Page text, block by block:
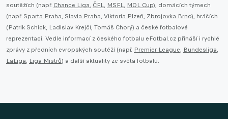
soutěžích (např. Chance Liga, ČFL, MSFL, MOL Cup), domácích týmech
(např. Sparta Praha, Slavia Praha, Viktoria Plzeň, Zbrojovka Brno), hráčích
(Patrik Schick, Ladislav Krejčí, Tomáš Chorý) a české fotbalové
reprezentaci. Vedle informací z českého fotbalu eFotbal.cz přináší i rychlé
zprávy z předních evropských soutěží (např. Premier League, Bundesliga,
LaLiga, Liga Mistrů) a další aktuality ze světa fotbalu.